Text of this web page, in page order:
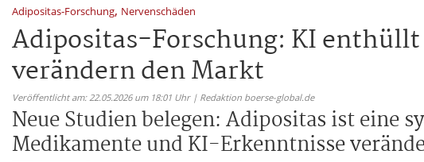
Adipositas-Forschung, Nervenschäden
Adipositas-Forschung: KI
verändern den Markt
Veröffentlicht am: 22.05.2026 um 18:01 Uhr | Redaktion boerse-global.de
Neue Studien belegen: Adipositas ist eine
Medikamente und KI-Erkenntnisse